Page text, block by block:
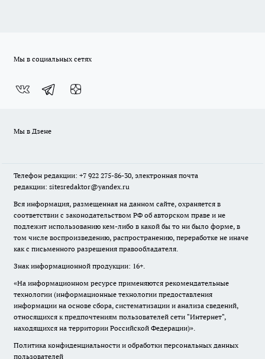
Мы в социальных сетях
Мы в Дзене
Телефон редакции: +7 922 275-86-30, электронная почта
редакции: sitesredaktor@yandex.ru
Вся информация, размещенная на данном сайте, охраняется в
соответствии с законодательством РФ об авторском праве и не
подлежит использованию кем-либо в какой бы то ни было форме, в
том числе воспроизведению, распространению, переработке не иначе
как с письменного разрешения правообладателя.
Знак информационной продукции: 16+.
«На информационном ресурсе применяются рекомендательные
технологии (информационные технологии предоставления
информации на основе сбора, систематизации и анализа сведений,
относящихся к предпочтениям пользователей сети "Интернет",
находящихся на территории Российской Федерации)».
Политика конфиденциальности и обработки персональных данных
пользователей